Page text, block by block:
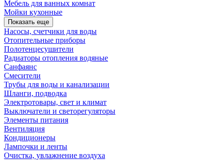
Мебель для ванных комнат
Мойки кухонные
Показать еще
Насосы, счетчики для воды
Отопительные приборы
Полотенцесушители
Радиаторы отопления водяные
Санфаянс
Смесители
Трубы для воды и канализации
Шланги, подводка
Электротовары, свет и климат
Выключатели и светорегуляторы
Элементы питания
Вентиляция
Кондиционеры
Лампочки и ленты
Очистка, увлажнение воздуха